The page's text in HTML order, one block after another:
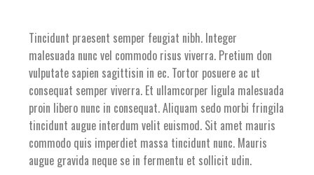
Tincidunt praesent semper feugiat nibh. Integer
malesuada nunc vel commodo risus viverra. Pretium don
vulputate sapien sagittisin in ec. Tortor posuere ac ut
consequat semper viverra. Et ullamcorper ligula malesuada
proin libero nunc in consequat. Aliquam sedo morbi fringila
tincidunt augue interdum velit euismod. Sit amet mauris
commodo quis imperdiet massa tincidunt nunc. Mauris
augue gravida neque se in fermentu et sollicit udin.